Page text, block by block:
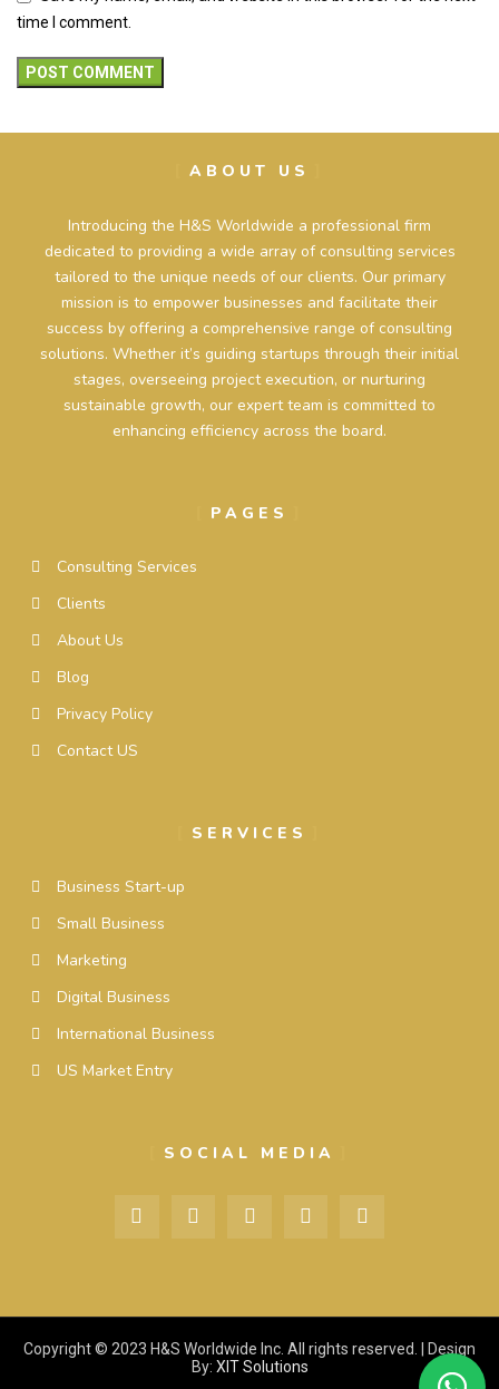
time I comment.
ABOUT US
Introducing the H&S Worldwide a professional firm
dedicated to providing a wide array of consulting services
tailored to the unique needs of our clients. Our primary
mission is to empower businesses and facilitate their
success by offering a comprehensive range of consulting
solutions. Whether it’s guiding startups through their initial
stages, overseeing project execution, or nurturing
sustainable growth, our expert team is committed to
enhancing efficiency across the board.
PAGES
Consulting Services
Clients
About Us
Blog
Privacy Policy
Contact US
SERVICES
Business Start-up
Small Business
Marketing
Digital Business
International Business
US Market Entry
SOCIAL MEDIA
Copyright © 2023 H&S Worldwide Inc. All rights reserved. | Design
By: XIT Solutions